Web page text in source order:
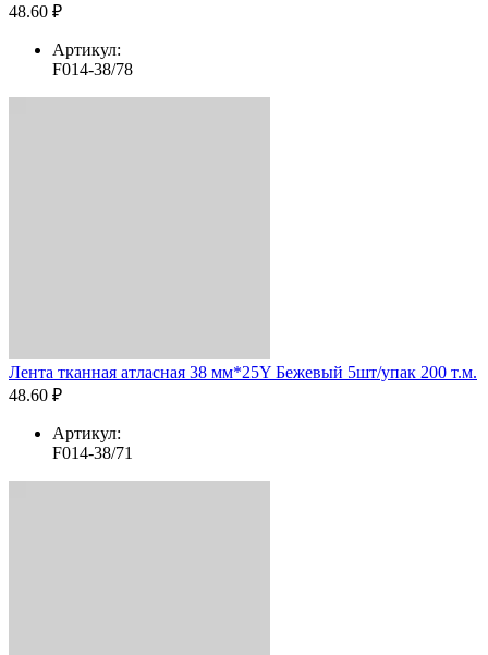
48.60 ₽
Артикул:
F014-38/78
Лента тканная атласная 38 мм*25Y Бежевый 5шт/упак 200 т.м.
48.60 ₽
Артикул:
F014-38/71